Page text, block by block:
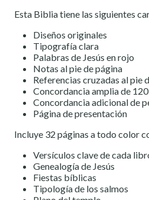
Esta Biblia tiene las siguientes
Diseños originales
Tipografía clara
Palabras de Jesús en rojo
Notas al pie de página
Referencias cruzadas al pie
Concordancia amplia de
Concordancia adicional de
Página de presentación
Incluye 32 páginas a todo color
Versículos clave de cada
Genealogía de Jesús
Fiestas bíblicas
Tipología de los salmos